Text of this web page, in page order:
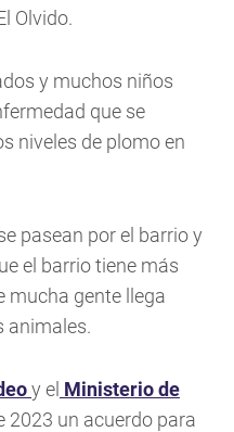
Olvido.
y muchos niños
que se
niveles de plomo en
pasean por el barrio y
el barrio tiene más
mucha gente llega
animales.
y el Ministerio de
2023 un acuerdo para